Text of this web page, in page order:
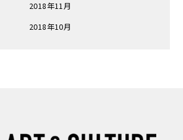
2018年11月
2018年10月